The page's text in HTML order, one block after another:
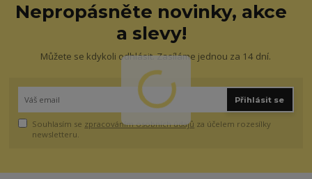
Nepropásněte novinky, akce
a slevy!
Můžete se kdykoli odhlásit. Zasíláme jednou za 14 dní.
Přihlásit se
Souhlasím se zpracováním osobních údajů za účelem rozesílky
newsletteru.